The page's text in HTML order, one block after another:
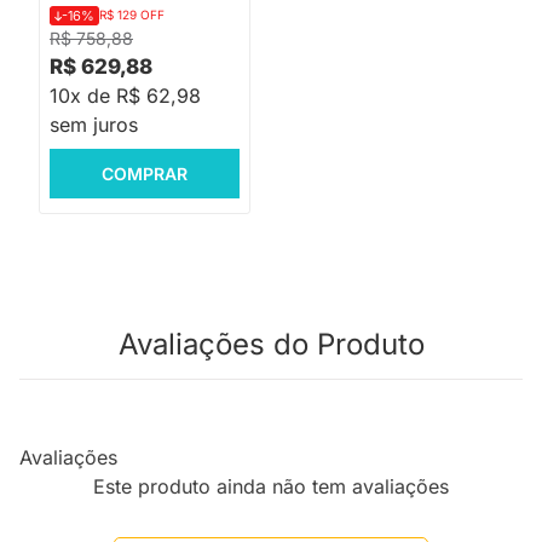
R$ 758,88
-16% R$ 129 OFF
R$ 629,88
10x de R$ 62,98
sem juros
COMPRAR
Avaliações do Produto
Avaliações
Este produto ainda não tem avaliações